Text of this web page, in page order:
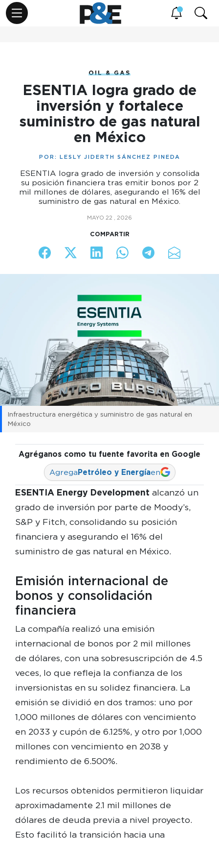
OIL & GAS
ESENTIA logra grado de
inversión y fortalece
suministro de gas natural
en México
POR: LESLY JIDERTH SÁNCHEZ PINEDA
ESENTIA logra grado de inversión y consolida
su posición financiera tras emitir bonos por 2
mil millones de dólares, asegurando el 16% del
suministro de gas natural en México.
MAYO 22 , 2026
COMPARTIR
Infraestructura energética y suministro de gas natural en
México
Agréganos como tu fuente favorita en Google
AgregaPetróleo y Energíaen
ESENTIA Energy Development alcanzó un
grado de inversión por parte de Moody’s,
S&P y Fitch, consolidando su posición
financiera y asegurando el 16% del
suministro de gas natural en México.
Emisión internacional de
bonos y consolidación
financiera
La compañía realizó una emisión
internacional de bonos por 2 mil millones
de dólares, con una sobresuscripción de 4.5
veces, lo que refleja la confianza de los
inversionistas en su solidez financiera. La
emisión se dividió en dos tramos: uno por
1,000 millones de dólares con vencimiento
en 2033 y cupón de 6.125%, y otro por 1,000
millones con vencimiento en 2038 y
rendimiento de 6.500%.
Los recursos obtenidos permitieron liquidar
aproximadamente 2.1 mil millones de
dólares de deuda previa a nivel proyecto.
Esto facilitó la transición hacia una